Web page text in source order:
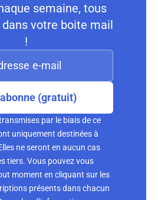
semaine, tous
votre boite mail
!
(gratuit)
par le biais de ce
uniquement destinées à
ne seront en aucun cas
tiers. Vous pouvez vous
moment en cliquant sur les
présents dans chacun